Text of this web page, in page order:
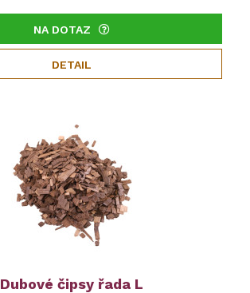
NA DOTAZ
DETAIL
Dubové čipsy řada L